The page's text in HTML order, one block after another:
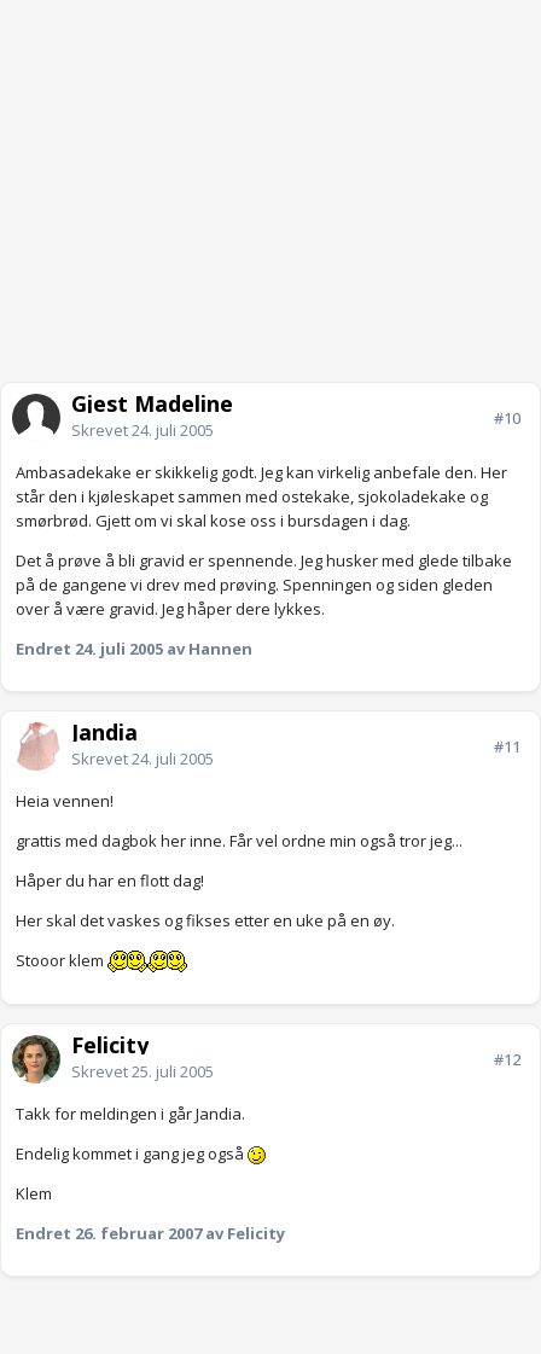
Gjest Madeline
Skrevet24. juli 2005
#10
Ambasadekake er skikkelig godt. Jeg kan virkelig anbefale den. Her
står den i kjøleskapet sammen med ostekake, sjokoladekake og
smørbrød. Gjett om vi skal kose oss i bursdagen i dag.
Det å prøve å bli gravid er spennende. Jeg husker med glede tilbake
på de gangene vi drev med prøving. Spenningen og siden gleden
over å være gravid. Jeg håper dere lykkes.
Endret 24. juli 2005 av Hannen
Jandia
Skrevet24. juli 2005
#11
Heia vennen!
grattis med dagbok her inne. Får vel ordne min også tror jeg...
Håper du har en flott dag!
Her skal det vaskes og fikses etter en uke på en øy.
Stooor klem
Felicity
Skrevet25. juli 2005
#12
Takk for meldingen i går Jandia.
Endelig kommet i gang jeg også
Klem
Endret 26. februar 2007av Felicity